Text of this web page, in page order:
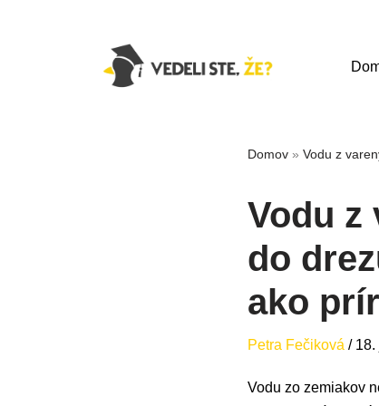
Domov » Vodu z
Vodu z
do
ako
Petra Fečiková / 18.
Vodu zo zemiakov